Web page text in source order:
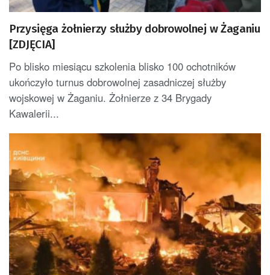
Przysięga żołnierzy służby dobrowolnej w Żaganiu
[ZDJĘCIA]
Po blisko miesiącu szkolenia blisko 100 ochotników
ukończyło turnus dobrowolnej zasadniczej służby
wojskowej w Żaganiu. Żołnierze z 34 Brygady
Kawalerii...